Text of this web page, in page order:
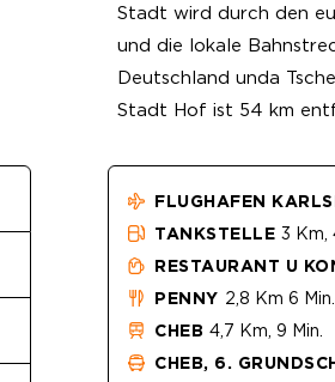
Stadt wird durch den
und die lokale
Deutschland unda
Stadt Hof ist 54 km
FLUGHAFEN
TANKSTELLE 3 Km,
RESTAURANT U
PENNY 2,8 Km 6 Min.
CHEB 4,7 Km, 9 Min.
CHEB, 6.